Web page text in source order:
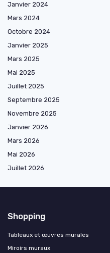
Janvier 2024
Mars 2024
Octobre 2024
Janvier 2025
Mars 2025
Mai 2025
Juillet 2025
Septembre 2025
Novembre 2025
Janvier 2026
Mars 2026
Mai 2026
Juillet 2026
Shopping
Tableaux et œuvres murales
Miroirs muraux